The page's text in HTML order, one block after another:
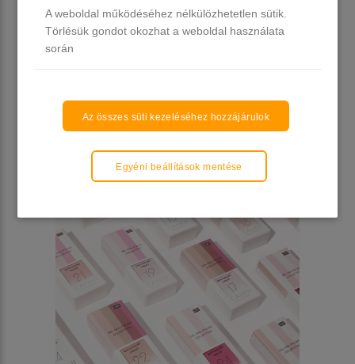
A weboldal működéséhez nélkülözhetetlen sütik.
Törlésük gondot okozhat a weboldal használata
során
Az összes süti kezeléséhez hozzájárulok
Egyéni beállítások mentése